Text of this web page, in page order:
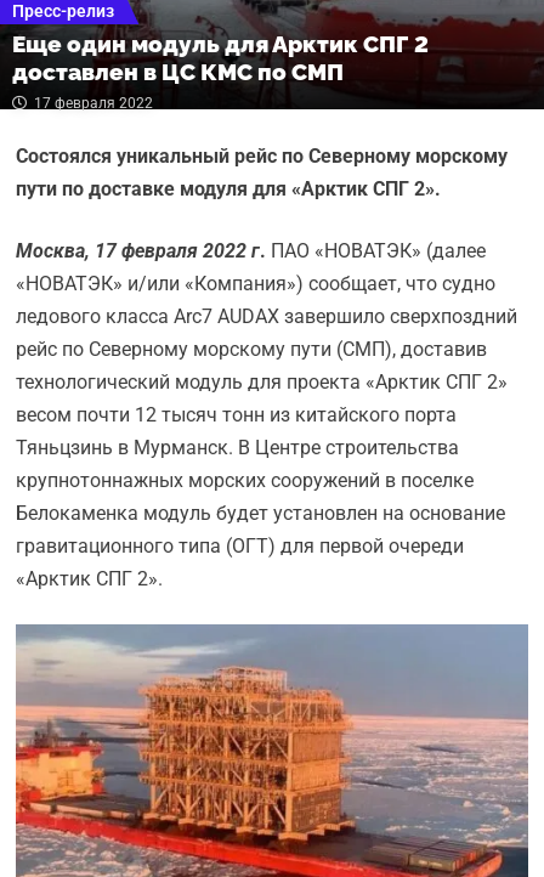
Пресс-релиз
Еще один модуль для Арктик СПГ 2
доставлен в ЦС КМС по СМП
17 февраля 2022
Состоялся уникальный рейс по Северному морскому
пути по доставке модуля для «Арктик СПГ 2».
Москва, 17 февраля 2022 г. ПАО «НОВАТЭК» (далее
«НОВАТЭК» и/или «Компания») сообщает, что судно
ледового класса Arc7 AUDAX завершило сверхпоздний
рейс по Северному морскому пути (СМП), доставив
технологический модуль для проекта «Арктик СПГ 2»
весом почти 12 тысяч тонн из китайского порта
Тяньцзинь в Мурманск. В Центре строительства
крупнотоннажных морских сооружений в поселке
Белокаменка модуль будет установлен на основание
гравитационного типа (ОГТ) для первой очереди
«Арктик СПГ 2».